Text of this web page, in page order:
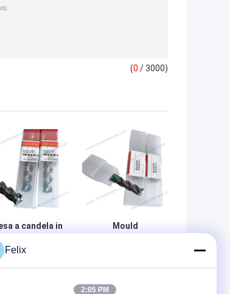
(0 / 3000)
a candela in
3T
Mould
carburo solido
Felix
2:05 PM